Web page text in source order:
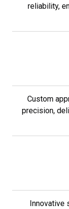
reliability,
Custom
precision,